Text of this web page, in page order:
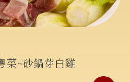
菜~砂鍋芽白雞